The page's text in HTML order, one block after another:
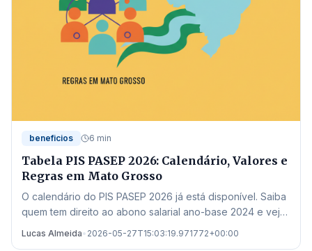
beneficios 6 min
Tabela PIS PASEP 2026: Calendário, Valores e
Regras em Mato Grosso
O calendário do PIS PASEP 2026 já está disponível. Saiba
quem tem direito ao abono salarial ano-base 2024 e veja
Lucas Almeida• 2026-05-27T15:03:19.971772+00:00